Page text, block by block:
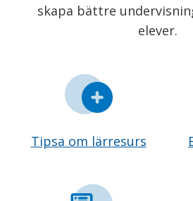
skapa bättre
elever.
Tipsa om lärresurs